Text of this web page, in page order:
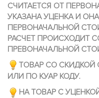
СЧИТАЕТСЯ ОТ
УКАЗАНА УЦЕНКА И
ПЕРВОНАЧАЛЬНОЙ
РАСЧЕТ ПРОИСХОДИТ
ПРЕВОНАЧАЛЬНОЙ
ТОВАР СО
ИЛИ ПО КУАР КОДУ.
НА ТОВАР С